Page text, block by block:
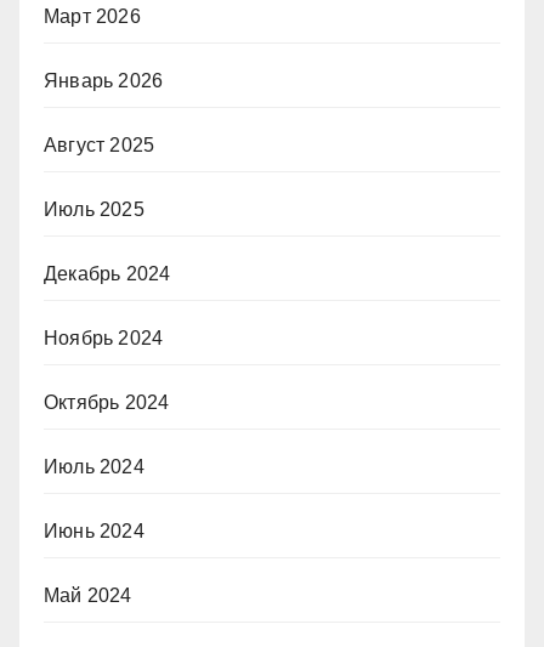
Март 2026
Январь 2026
Август 2025
Июль 2025
Декабрь 2024
Ноябрь 2024
Октябрь 2024
Июль 2024
Июнь 2024
Май 2024